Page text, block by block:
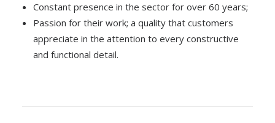
Constant presence in the sector for over 60 years;
Passion for their work; a quality that customers
appreciate in the attention to every constructive
and functional detail.